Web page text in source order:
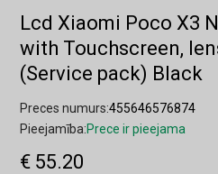
Lcd Xiaomi Poco X3
with Touchscreen,
(Service pack) Black
Preces numurs:455646576874
Pieejamība:Prece ir pieejama
€ 55.20